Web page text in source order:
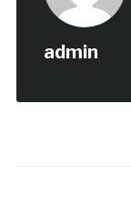
admin